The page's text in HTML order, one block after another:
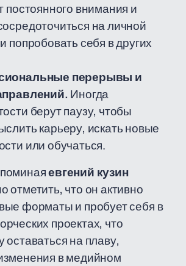
постоянного внимания и
на личной
попробовать себя в других
перерывы и
Иногда
берут паузу, чтобы
карьеру, искать новые
или обучаться.
евгений кузин
отметить, что он активно
форматы и пробует себя в
проектах, что
оставаться на плаву,
в медийном